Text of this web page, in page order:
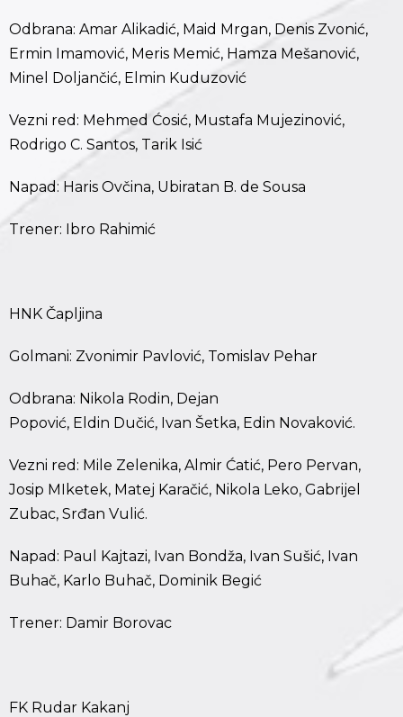
Odbrana: Amar Alikadić, Maid Mrgan, Denis Zvonić,
Ermin Imamović, Meris Memić, Hamza Mešanović,
Minel Doljančić, Elmin Kuduzović
Vezni red: Mehmed Ćosić, Mustafa Mujezinović,
Rodrigo C. Santos, Tarik Isić
Napad: Haris Ovčina, Ubiratan B. de Sousa
Trener: Ibro Rahimić
HNK Čapljina
Golmani: Zvonimir Pavlović, Tomislav Pehar
Odbrana: Nikola Rodin, Dejan
Popović, Eldin Dučić, Ivan Šetka, Edin Novaković.
Vezni red: Mile Zelenika, Almir Ćatić, Pero Pervan,
Josip MIketek, Matej Karačić, Nikola Leko, Gabrijel
Zubac, Srđan Vulić.
Napad: Paul Kajtazi, Ivan Bondža, Ivan Sušić, Ivan
Buhač, Karlo Buhač, Dominik Begić
Trener: Damir Borovac
FK Rudar Kakanj